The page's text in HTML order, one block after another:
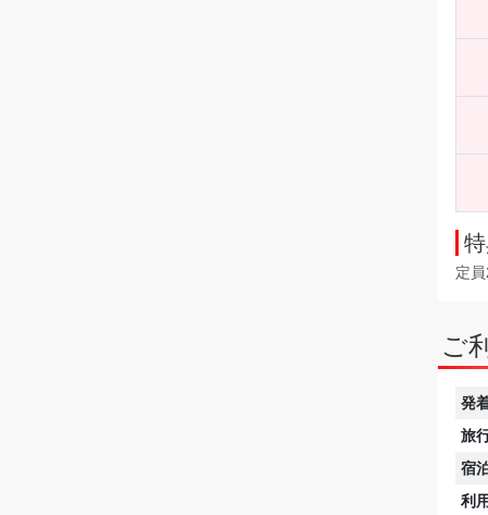
定
ご
発
旅
宿
利